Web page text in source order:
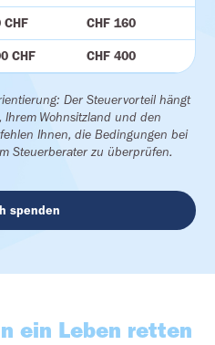
CHF 160
CHF CHF 400
Der Steuervorteil hängt
Wohnsitzland und den
Ihnen, die Bedingungen bei
Steuerberater zu überprüfen.
spenden
ein Leben retten